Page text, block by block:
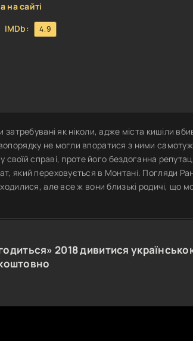
на сайті
IMDb: 4.9
як ніколи, адже міста кишіли
не могли впоратися з ними
своїй справі, проте його бездоганна
який переховується в Монтані. Погляди
але все ж вони близькі родичі, що
2018дивитися